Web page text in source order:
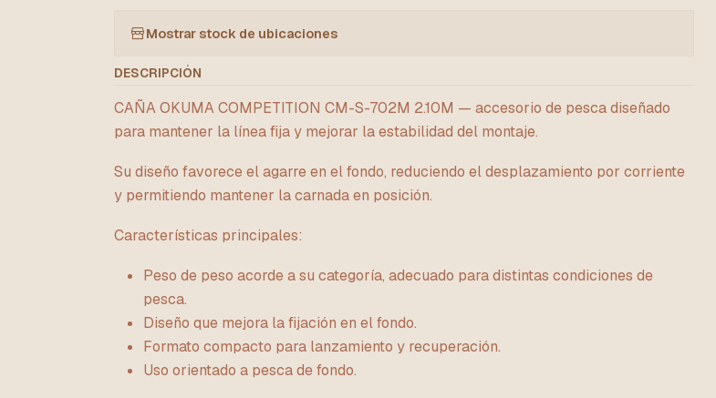
Mostrar stock de ubicaciones
DESCRIPCIÓN
CAÑA OKUMA COMPETITION CM-S-702M 2.10M — accesorio de pesca diseñado
para mantener la línea fija y mejorar la estabilidad del montaje.
Su diseño favorece el agarre en el fondo, reduciendo el desplazamiento por corriente
y permitiendo mantener la carnada en posición.
Características principales:
Peso de peso acorde a su categoría, adecuado para distintas condiciones de
pesca.
Diseño que mejora la fijación en el fondo.
Formato compacto para lanzamiento y recuperación.
Uso orientado a pesca de fondo.